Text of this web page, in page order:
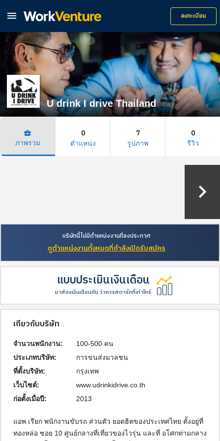
 ลงทะเบียน
U drink I drive Thailand
business_center
ภาพรวม
0
ตำแหน่ง
7
รูปภาพ
0
รีวิว
keyboard_arrow_right
บริษัทนี้ไม่มีตำแหน่งงานที่ลงประกาศ
ดูตำแหน่งงานทั้งหมดที่กำลังเปิดรับสมัคร
แบบประเมินเงินเดือน
มาส่องเงินเดือนกัน ว่าควรสตาร์ทที่เท่าไหร่
เกี่ยวกับบริษัท
จำนวนพนักงาน:
100-500 คน
ประเภทบริษัท:
การขนส่งมวลชน
ที่ตั้งบริษัท:
กรุงเทพ
เว็บไซต์:
www.udrinkidrive.co.th
ก่อตั้งเมื่อปี:
2013
แอพ เรียก พนักงานขับรถ ส่วนตัว ยอดฮิตของประเทศไทย ตั้งอยู่ที่
ทองหล่อ ซอย 10 ศูนย์กลางที่เที่ยวของไวรุ่น และที่ อโศกท่ามกลาง